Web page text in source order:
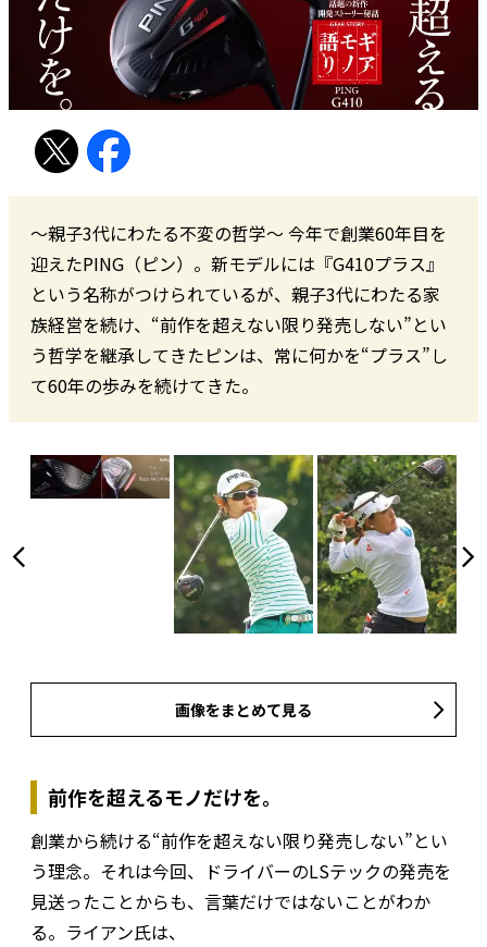
～親子3代にわたる不変の哲学～ 今年で創業60年目を
迎えたPING（ピン）。新モデルには『G410プラス』
という名称がつけられているが、親子3代にわたる家
族経営を続け、“前作を超えない限り発売しない”とい
う哲学を継承してきたピンは、常に何かを“プラス”し
て60年の歩みを続けてきた。
画像をまとめて見る
前作を超えるモノだけを。
創業から続ける“前作を超えない限り発売しない”とい
う理念。それは今回、ドライバーのLSテックの発売を
見送ったことからも、言葉だけではないことがわか
る。ライアン氏は、